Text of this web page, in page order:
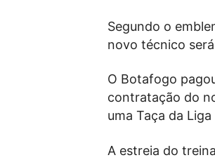
Segundo o
novo técnico
O Botafogo
contratação do
uma Taça da
A estreia do